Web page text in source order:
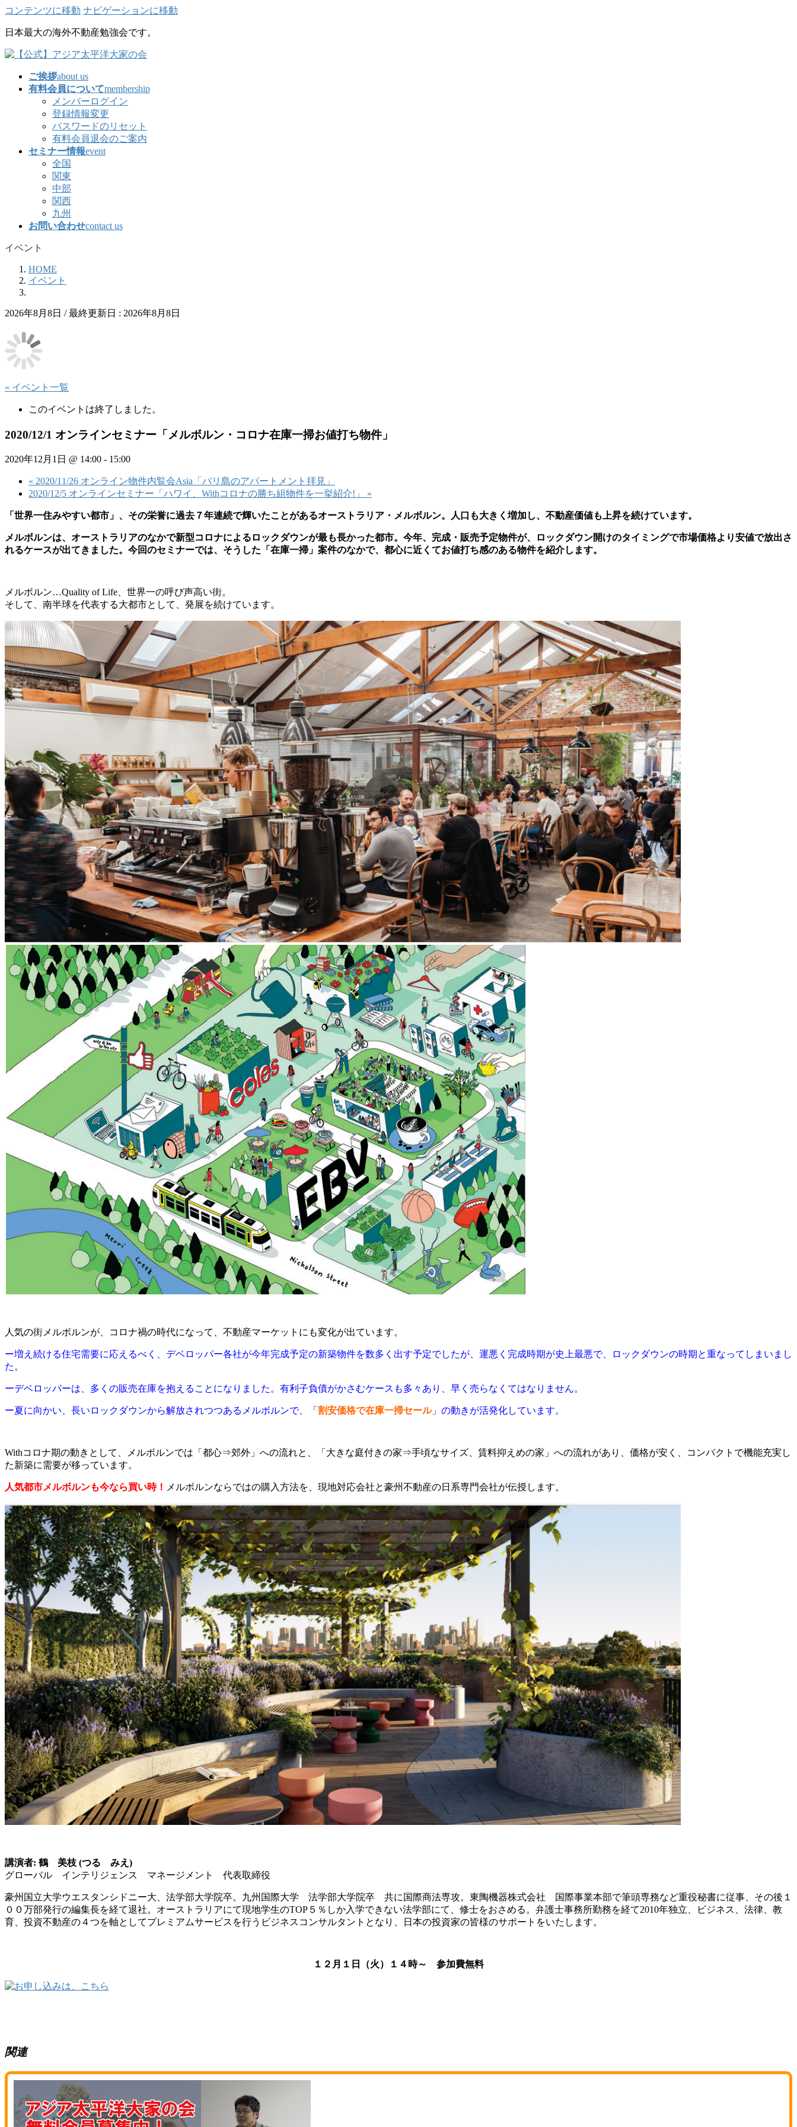
コンテンツに移動 ナビゲーションに移動
日本最大の海外不動産勉強会です。
ご挨拶about us
有料会員についてmembership
メンバーログイン
登録情報変更
パスワードのリセット
有料会員退会のご案内
セミナー情報event
全国
関東
中部
関西
九州
お問い合わせcontact us
イベント
HOME
イベント
2026年8月8日 / 最終更新日 : 2026年8月8日
« イベント一覧
このイベントは終了しました。
2020/12/1 オンラインセミナー「メルボルン・コロナ在庫一掃お値打ち物件」
2020年12月1日 @ 14:00 - 15:00
« 2020/11/26 オンライン物件内覧会Asia「バリ島のアパートメント拝見」
2020/12/5 オンラインセミナー「ハワイ、Withコロナの勝ち組物件を一挙紹介!」 »
「世界一住みやすい都市」、その栄誉に過去７年連続で輝いたことがあるオーストラリア・メルボルン。人口も大きく増加し、不動産価値も上昇を続けています。
メルボルンは、オーストラリアのなかで新型コロナによるロックダウンが最も長かった都市。今年、完成・販売予定物件が、ロックダウン開けのタイミングで市場価格より安値で放出さ
れるケースが出てきました。今回のセミナーでは、そうした「在庫一掃」案件のなかで、都心に近くてお値打ち感のある物件を紹介します。
メルボルン…Quality of Life、世界一の呼び声高い街。
そして、南半球を代表する大都市として、発展を続けています。
人気の街メルボルンが、コロナ禍の時代になって、不動産マーケットにも変化が出ています。
ー増え続ける住宅需要に応えるべく、デベロッパー各社が今年完成予定の新築物件を数多く出す予定でしたが、運悪く完成時期が史上最悪で、ロックダウンの時期と重なってしまいまし
た。
ーデベロッパーは、多くの販売在庫を抱えることになりました。有利子負債がかさむケースも多々あり、早く売らなくてはなりません。
ー夏に向かい、長いロックダウンから解放されつつあるメルボルンで、「 割安価格で在庫一掃セール」の動きが活発化しています。
Withコロナ期の動きとして、メルボルンでは「都心⇒郊外」への流れと、「大きな庭付きの家⇒手頃なサイズ、賃料抑えめの家」への流れがあり、価格が安く、コンパクトで機能充実し
た新築に需要が移っています。
人気都市メルボルンも今なら買い時！ メルボルンならではの購入方法を、現地対応会社と豪州不動産の日系専門会社が伝授します。
講演者: 鶴 美枝 (つる みえ)
グローバル インテリジェンス マネージメント 代表取締役
豪州国立大学ウエスタンシドニー大、法学部大学院卒。九州国際大学 法学部大学院卒 共に国際商法専攻。東陶機器株式会社 国際事業本部で筆頭専務など重役秘書に従事、その後１
００万部発行の編集長を経て退社。オーストラリアにて現地学生のTOP５％しか入学できない法学部にて、修士をおさめる。弁護士事務所勤務を経て2010年独立、ビジネス、法律、教
育、投資不動産の４つを軸としてプレミアムサービスを行うビジネスコンサルタントとなり、日本の投資家の皆様のサポートをいたします。
１２月１日（火）１４時～ 参加費無料
関連